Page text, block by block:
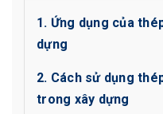
1. Ứng dụng của
dựng
2. Cách sử dụng
trong xây dựng